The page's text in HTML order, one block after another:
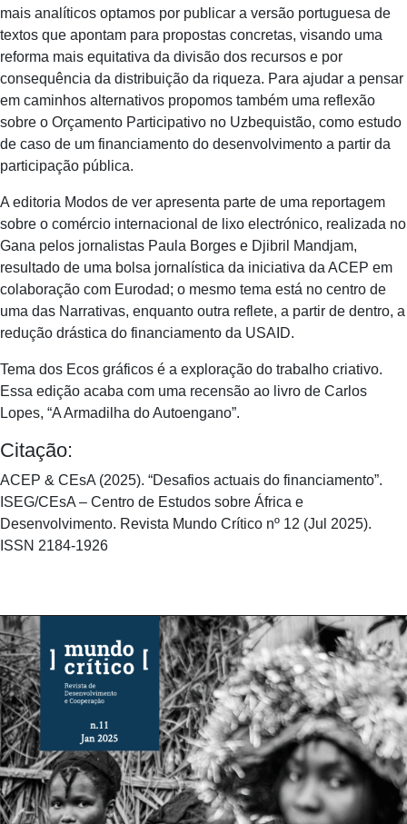
mais analíticos optamos por publicar a versão portuguesa de
textos que apontam para propostas concretas, visando uma
reforma mais equitativa da divisão dos recursos e por
consequência da distribuição da riqueza. Para ajudar a pensar
em caminhos alternativos propomos também uma reflexão
sobre o Orçamento Participativo no Uzbequistão, como estudo
de caso de um financiamento do desenvolvimento a partir da
participação pública.
A editoria Modos de ver apresenta parte de uma reportagem
sobre o comércio internacional de lixo electrónico, realizada no
Gana pelos jornalistas Paula Borges e Djibril Mandjam,
resultado de uma bolsa jornalística da iniciativa da ACEP em
colaboração com Eurodad; o mesmo tema está no centro de
uma das Narrativas, enquanto outra reflete, a partir de dentro, a
redução drástica do financiamento da USAID.
Tema dos Ecos gráficos é a exploração do trabalho criativo.
Essa edição acaba com uma recensão ao livro de Carlos
Lopes, “A Armadilha do Autoengano”.
Citação:
ACEP & CEsA (2025). “Desafios actuais do financiamento”.
ISEG/CEsA – Centro de Estudos sobre África e
Desenvolvimento. Revista Mundo Crítico nº 12 (Jul 2025).
ISSN 2184-1926